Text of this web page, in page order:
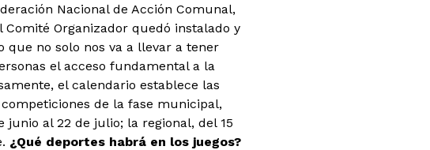
Nacional de Acción Comunal,
Comité Organizador quedó instalado y
que no solo nos va a llevar a tener
el acceso fundamental a la
el calendario establece las
de la fase municipal,
al 22 de julio; la regional, del 15
¿Qué deportes habrá en los juegos?